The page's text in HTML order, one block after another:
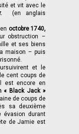
et vit avec le
(en anglais
octobre 1740,
obstruction –
et ses biens
maison – puis
et le
cent coups de
est encore en
« Black Jack »
de coups de
sa deuxième
évasion durant
de Jamie est